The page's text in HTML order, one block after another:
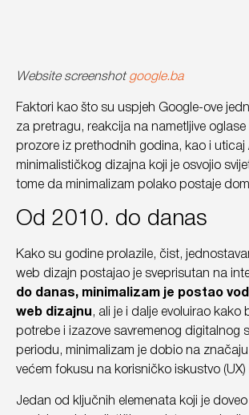
Website screenshot google.ba
Faktori kao što su uspjeh Google-ove
za pretragu, reakcija na nametljive
prozore iz prethodnih godina, kao i uticaj
minimalističkog dizajna koji je osvojio
tome da minimalizam polako postaje
Od 2010. do danas
Kako su godine prolazile, čist,
web dizajn postajao je sveprisutan na
do danas, minimalizam je postao
web dizajnu , ali je i dalje evoluirao kako
potrebe i izazove savremenog digitalnog
periodu, minimalizam je dobio na
većem fokusu na korisničko iskustvo (UX)
Jedan od ključnih elemenata koji je